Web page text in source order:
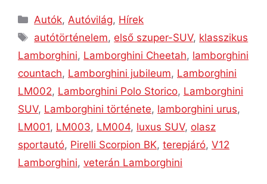
Autók,Autóvilág, Hírek
autótörténelem,első szuper-SUV, klasszikus
Lamborghini, Lamborghini Cheetah, lamborghini
countach, Lamborghini jubileum, Lamborghini
LM002, Lamborghini Polo Storico, Lamborghini
SUV, Lamborghini története, lamborghini urus,
LM001, LM003, LM004, luxus SUV, olasz
sportautó, Pirelli Scorpion BK, terepjáró, V12
Lamborghini, veterán Lamborghini